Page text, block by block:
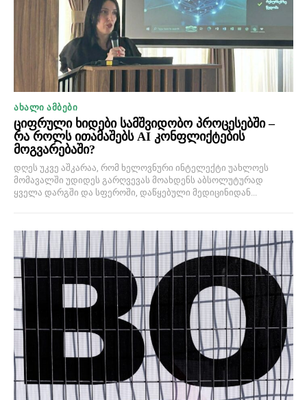
ᲐᲮᲐᲚᲘ ᲐᲛᲑᲔᲑᲘ
ციფრული ხიდები სამშვიდობო პროცესებში –
რა როლს ითამაშებს AI კონფლიქტების
მოგვარებაში?
დღეს უკვე აშკარაა, რომ ხელოვნური ინტელექტი უახლოეს
მომავალში უდიდეს გარღვევას მოახდენს აბსოლუტურად
ყველა დარგში და სფეროში, დაწყებული მედიცინიდან...